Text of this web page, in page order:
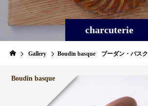
charcuterie
Gallery Boudin basque ブーダン・バスク
Boudin basque